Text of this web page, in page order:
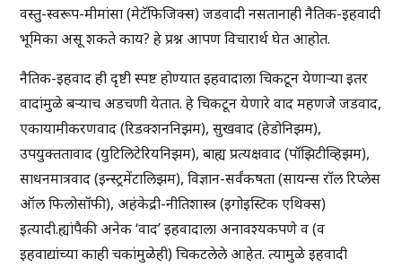
वस्तु-स्वरूप-मीमांसा (मेटॅफिजिक्स) जडवादी नसतानाही नैतिक-इहवादी
भूमिका असू शकते काय? हे प्रश्न आपण विचारार्थ घेत आहोत.
नैतिक-इहवाद ही दृष्टी स्पष्ट होण्यात इहवादाला चिकटून येणाऱ्या इतर
वादांमुळे बऱ्याच अडचणी येतात. हे चिकटून येणारे वाद महणजे जडवाद,
एकायामीकरणवाद (रिडक्शननिझम), सुखवाद (हेडोनिझम),
उपयुक्ततावाद (युटिलिटेरियनिझम), बाह्य प्रत्यक्षवाद (पॉझिटीव्हिझम),
साधनमात्रवाद (इन्स्ट्रमेंटालिझम), विज्ञान-सर्वंकषता (सायन्स रॉल रिप्लेस
ऑल फिलोसॉफी), अहंकेद्री-नीतिशास्त्र (इगोइस्टिक एथिक्स)
इत्यादी.ह्यांपैकी अनेक ‘वाद’ इहवादाला अनावश्यकपणे व (व
इहवाद्यांच्या काही चकांमुळेही) चिकटलेले आहेत. त्यामुळे इहवादी